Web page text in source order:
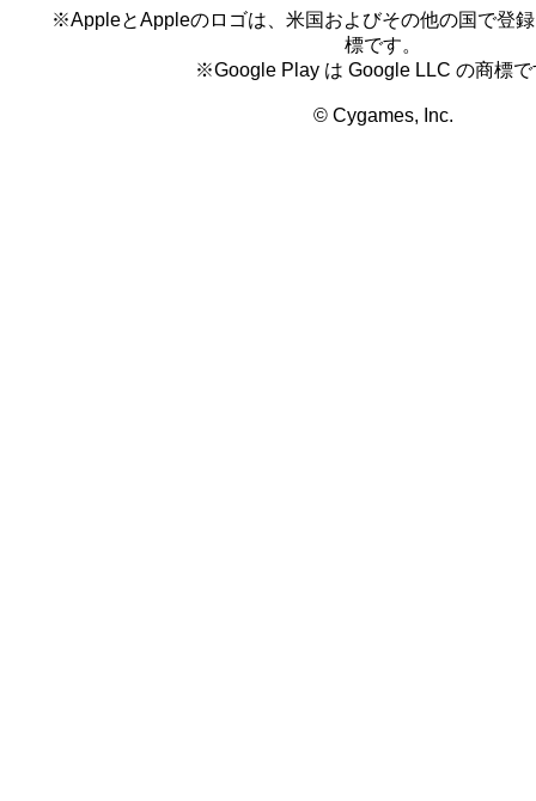
※AppleとAppleのロゴは、米国およびその他の国で登
標です。
※Google Play は Google LLC の商標で
© Cygames, Inc.